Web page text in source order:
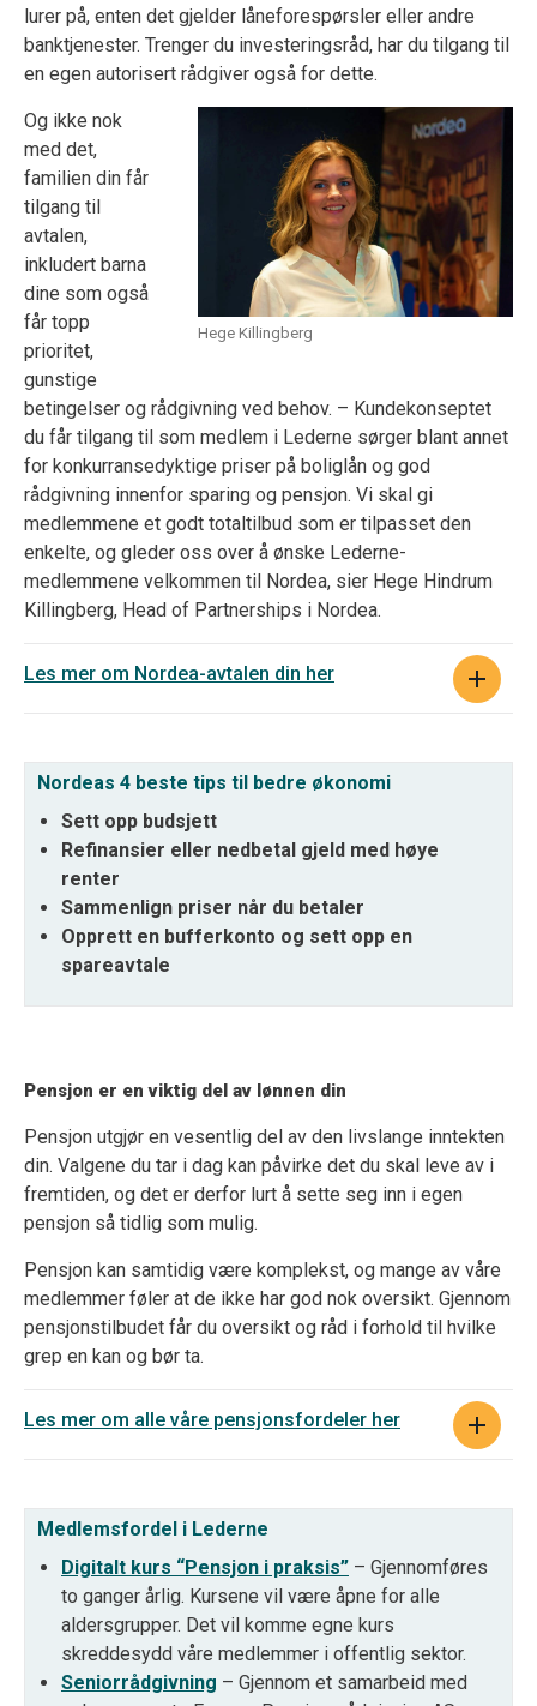
lurer på, enten det gjelder låneforespørsler eller andre
banktjenester. Trenger du investeringsråd, har du tilgang til
en egen autorisert rådgiver også for dette.
Hege Killingberg
Og ikke nok
med det,
familien din får
tilgang til
avtalen,
inkludert barna
dine som også
får topp
prioritet,
gunstige
betingelser og rådgivning ved behov. – Kundekonseptet
du får tilgang til som medlem i Lederne sørger blant annet
for konkurransedyktige priser på boliglån og god
rådgivning innenfor sparing og pensjon. Vi skal gi
medlemmene et godt totaltilbud som er tilpasset den
enkelte, og gleder oss over å ønske Lederne-
medlemmene velkommen til Nordea, sier Hege Hindrum
Killingberg, Head of Partnerships i Nordea.
Les mer om Nordea-avtalen din her
Nordeas 4 beste tips til bedre økonomi
Sett opp budsjett
Refinansier eller nedbetal gjeld med høye
renter
Sammenlign priser når du betaler
Opprett en bufferkonto og sett opp en
spareavtale
Pensjon er en viktig del av lønnen din
Pensjon utgjør en vesentlig del av den livslange inntekten
din. Valgene du tar i dag kan påvirke det du skal leve av i
fremtiden, og det er derfor lurt å sette seg inn i egen
pensjon så tidlig som mulig.
Pensjon kan samtidig være komplekst, og mange av våre
medlemmer føler at de ikke har god nok oversikt. Gjennom
pensjonstilbudet får du oversikt og råd i forhold til hvilke
grep en kan og bør ta.
Les mer om alle våre pensjonsfordeler her
Medlemsfordel i Lederne
Digitalt kurs “Pensjon i praksis” – Gjennomføres
to ganger årlig. Kursene vil være åpne for alle
aldersgrupper. Det vil komme egne kurs
skreddesydd våre medlemmer i offentlig sektor.
Seniorrådgivning – Gjennom et samarbeid med